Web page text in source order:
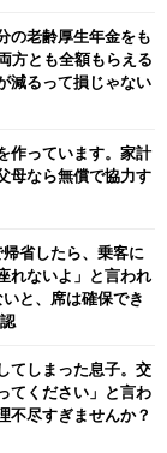
の老齢厚生年金をも
方とも全額もらえる
減るって損じゃない
作っています。家計
母なら無償で協力す
省したら、乗客に
れないよ」と言われ
と、席は確保でき
てしまった息子。交
てください」と言わ
不尽すぎませんか？